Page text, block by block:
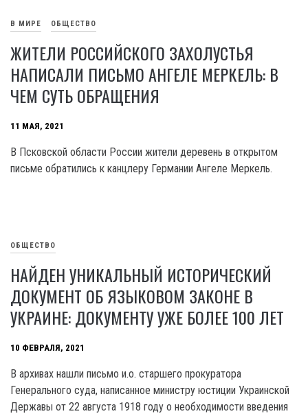
В МИРЕ ОБЩЕСТВО
ЖИТЕЛИ РОССИЙСКОГО ЗАХОЛУСТЬЯ
НАПИСАЛИ ПИСЬМО АНГЕЛЕ МЕРКЕЛЬ: В
ЧЕМ СУТЬ ОБРАЩЕНИЯ
11 МАЯ, 2021
В Псковской области России жители деревень в открытом
письме обратились к канцлеру Германии Ангеле Меркель.
ОБЩЕСТВО
НАЙДЕН УНИКАЛЬНЫЙ ИСТОРИЧЕСКИЙ
ДОКУМЕНТ ОБ ЯЗЫКОВОМ ЗАКОНЕ В
УКРАИНЕ: ДОКУМЕНТУ УЖЕ БОЛЕЕ 100 ЛЕТ
10 ФЕВРАЛЯ, 2021
В архивах нашли письмо и.о. старшего прокуратора
Генерального суда, написанное министру юстиции Украинской
Державы от 22 августа 1918 году о необходимости введения